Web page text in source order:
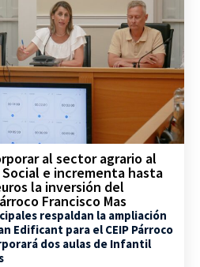
al sector agrario al
e incrementa hasta
la inversión del
Francisco Mas
respaldan la ampliación
Edificant para el CEIP Párroco
dos aulas de Infantil